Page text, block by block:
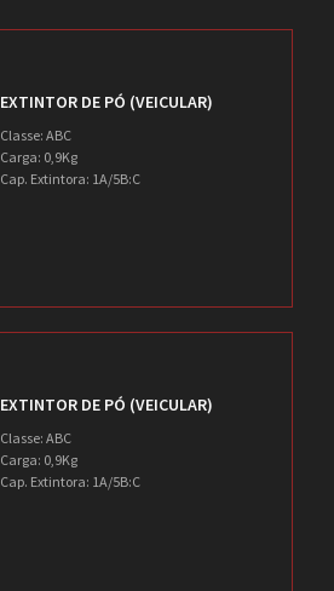
EXTINTOR DE PÓ (VEICULAR)
Classe: ABC
Carga: 0,9Kg
Cap. Extintora: 1A/5B:C
EXTINTOR DE PÓ (VEICULAR)
Classe: ABC
Carga: 0,9Kg
Cap. Extintora: 1A/5B:C